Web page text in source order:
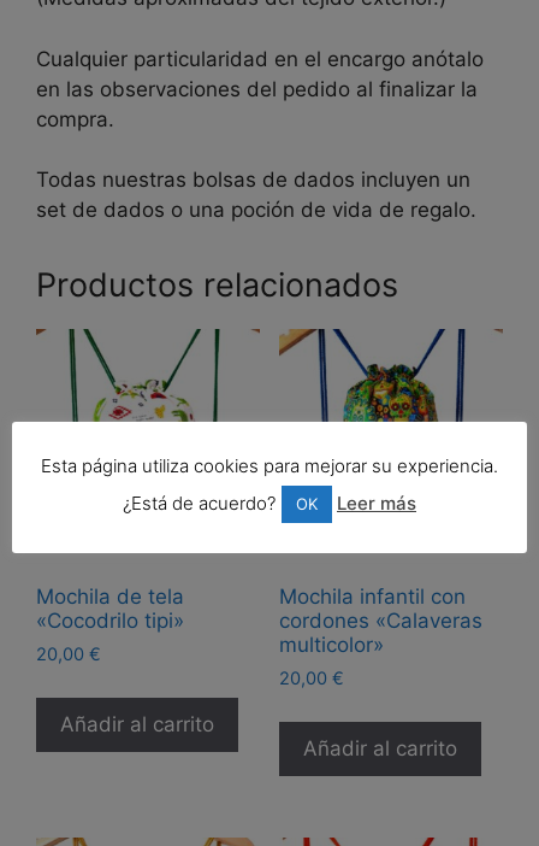
Cualquier particularidad en el encargo anótalo
en las observaciones del pedido al finalizar la
compra.
Todas nuestras bolsas de dados incluyen un
set de dados o una poción de vida de regalo.
Productos relacionados
Mochila de tela
«Cocodrilo tipi»
20,00 €
Añadir al carrito
Mochila infantil con
cordones «Calaveras
multicolor»
20,00 €
Añadir al carrito
Esta página utiliza cookies para mejorar su experiencia.
¿Está de acuerdo?
OK Leer más